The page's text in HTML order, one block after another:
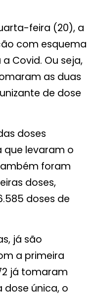
feira (20), a
com esquema
Covid. Ou seja,
as duas
de dose
doses
que levaram o
foram
doses,
doses de
já são
a primeira
já tomaram
única, o